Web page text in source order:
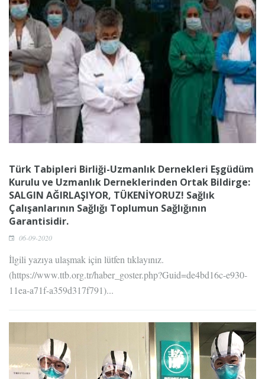
Türk Tabipleri Birliği-Uzmanlık Dernekleri Eşgüdüm
Kurulu ve Uzmanlık Derneklerinden Ortak Bildirge:
SALGIN AĞIRLAŞIYOR, TÜKENİYORUZ! Sağlık
Çalışanlarının Sağlığı Toplumun Sağlığının
Garantisidir.
06-09-2020
İlgili yazıya ulaşmak için lütfen tıklayınız.
(https://www.ttb.org.tr/haber_goster.php?Guid=de4bd16c-e930-
11ea-a71f-a359d317f791)...